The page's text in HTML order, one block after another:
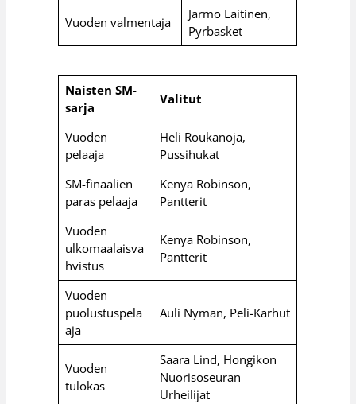
Vuoden valmentaja
Jarmo Laitinen,
Pyrbasket
Naisten SM-
sarja
Valitut
Vuoden
pelaaja
Heli Roukanoja,
Pussihukat
SM-finaalien
paras pelaaja
Kenya Robinson,
Pantterit
Vuoden
ulkomaalaisva
hvistus
Kenya Robinson,
Pantterit
Vuoden
puolustuspela
aja
Auli Nyman, Peli-Karhut
Vuoden
tulokas
Saara Lind, Hongikon
Nuorisoseuran
Urheilijat